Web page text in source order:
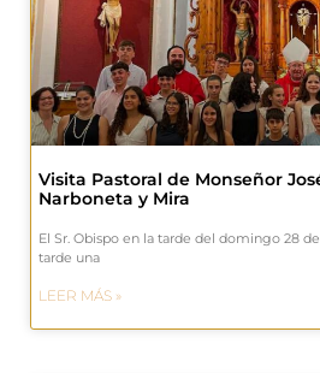
Visita Pastoral de Monseñor
Narboneta y Mira
El Sr. Obispo en la tarde del domingo 28
tarde una
LEER MÁS »